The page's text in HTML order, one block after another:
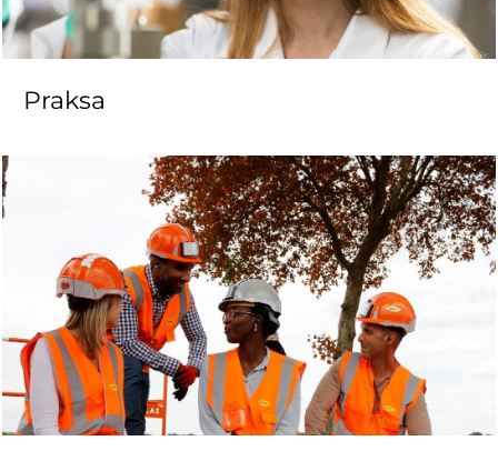
Praksa